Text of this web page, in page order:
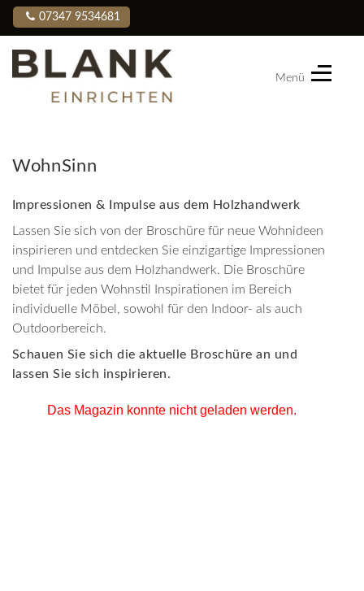
07347 9534681
Menü
WohnSinn
Impressionen & Impulse aus dem Holzhandwerk
Lassen Sie sich von der Broschüre für neue Wohnideen
inspirieren und entdecken Sie einzigartige Impressionen
und Impulse aus dem Holzhandwerk. Die Broschüre
bietet für jeden Wohnstil Inspirationen im Bereich
individuelle Möbel, sowohl für den Indoor- als auch
Outdoorbereich.
Schauen Sie sich die aktuelle Broschüre an und
lassen Sie sich inspirieren.